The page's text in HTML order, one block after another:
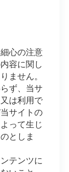
心の注意
容に関し
ません。
ず、当サ
は利用で
サイトの
って生じ
としま
テンツに